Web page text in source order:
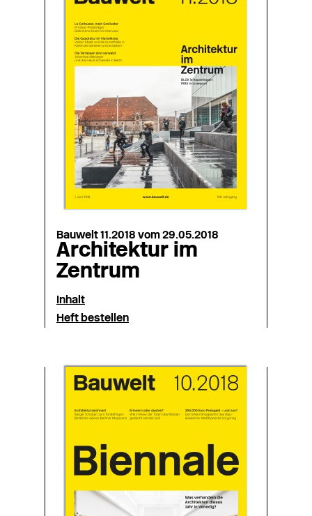
Bauwelt 11.2018 vom 29.05.2018
Architektur im
Zentrum
Inhalt
Heft bestellen